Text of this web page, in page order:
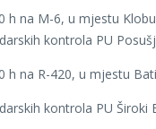
h na M-6, u mjestu
kontrola PU
h na R-420, u mjestu
kontrola PU Široki